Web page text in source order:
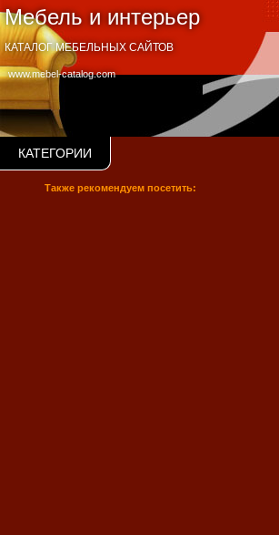
Мебель и интерьер
www.mebel-catalog.com
КАТАЛОГ МЕБЕЛЬНЫХ САЙТОВ
КАТЕГОРИИ
Также рекомендуем посетить: